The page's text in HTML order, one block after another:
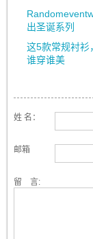
出圣诞系列
这5款常规衬衫
谁穿谁美
姓 名：
邮箱
留 言: